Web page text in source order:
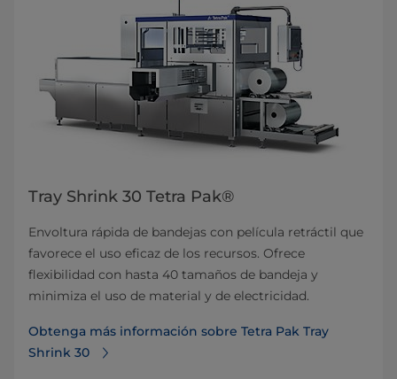
Tray Shrink 30 Tetra Pak®
Envoltura rápida de bandejas con película retráctil que
favorece el uso eficaz de los recursos. Ofrece
flexibilidad con hasta 40 tamaños de bandeja y
minimiza el uso de material y de electricidad.
Obtenga más información sobre Tetra Pak Tray
Shrink 30